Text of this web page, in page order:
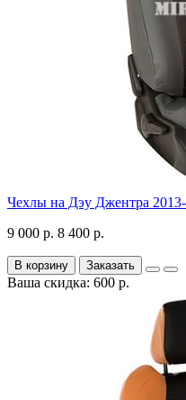
Чехлы на Дэу Джентра
9 000 р. 8 400 р.
В корзину Заказать
Ваша скидка: 600 р.